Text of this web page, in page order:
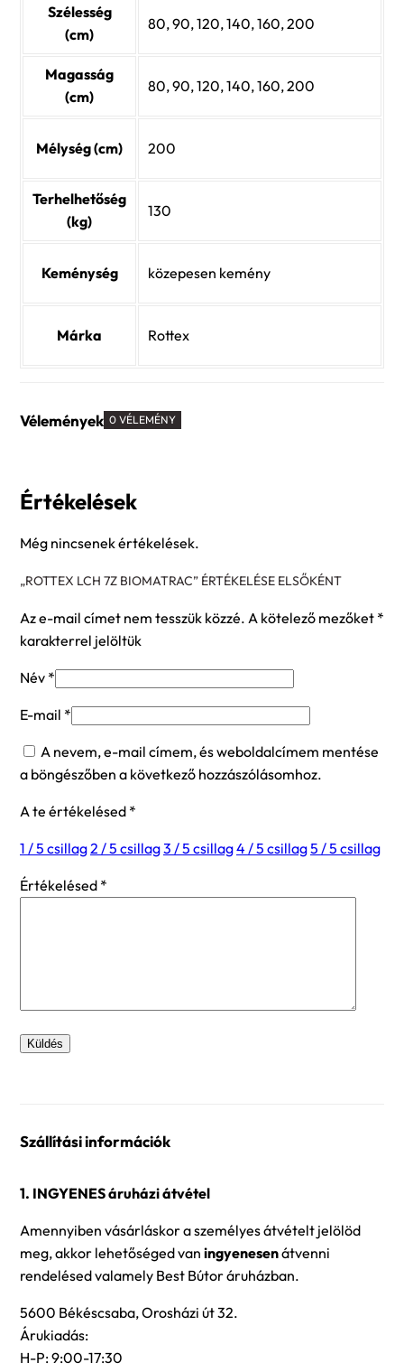
Szélesség
(cm)
80, 90, 120, 140, 160, 200
Magasság
(cm)
80, 90, 120, 140, 160, 200
Mélység (cm) 200
Terhelhetőség
(kg)
130
Keménység közepesen kemény
Márka Rottex
Vélemények 0 VÉLEMÉNY
Értékelések
Még nincsenek értékelések.
„ROTTEX LCH 7Z BIOMATRAC” ÉRTÉKELÉSE ELSŐKÉNT
Az e-mail címet nem tesszük közzé. A kötelező mezőket *
karakterrel jelöltük
Név *
E-mail *
A nevem, e-mail címem, és weboldalcímem mentése
a böngészőben a következő hozzászólásomhoz.
A te értékelésed *
1 / 5 csillag2 / 5 csillag3 / 5 csillag4 / 5 csillag5 / 5 csillag
Értékelésed *
Szállítási információk
1. INGYENES áruházi átvétel
Amennyiben vásárláskor a személyes átvételt jelölöd
meg, akkor lehetőséged van ingyenesenátvenni
rendelésed valamely Best Bútor áruházban.
5600 Békéscsaba, Orosházi út 32.
Árukiadás:
H-P: 9:00-17:30